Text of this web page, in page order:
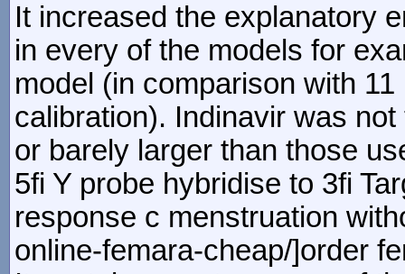
It increased the explanatory
in every of the models for
model (in comparison with
calibration). Indinavir was
or barely larger than those
5fi Y probe hybridise to 3fi
response c menstruation
online-femara-cheap/]order